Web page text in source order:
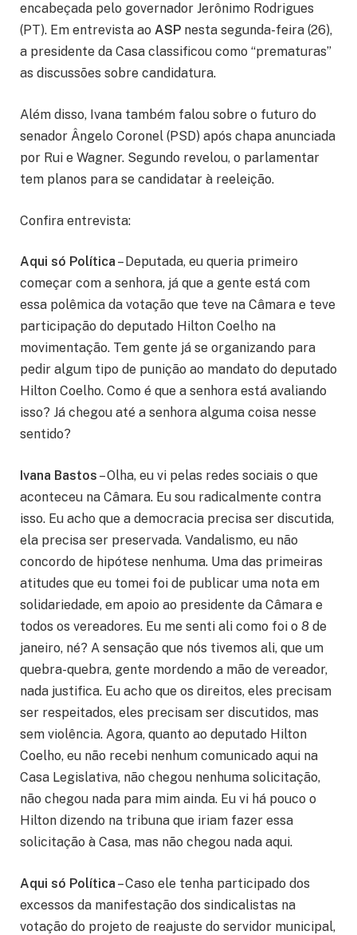
encabeçada pelo governador Jerônimo Rodrigues
(PT). Em entrevista ao ASP nesta segunda-feira (26),
a presidente da Casa classificou como “prematuras”
as discussões sobre candidatura.
Além disso, Ivana também falou sobre o futuro do
senador Ângelo Coronel (PSD) após chapa anunciada
por Rui e Wagner. Segundo revelou, o parlamentar
tem planos para se candidatar à reeleição.
Confira entrevista:
Aqui só Política – Deputada, eu queria primeiro
começar com a senhora, já que a gente está com
essa polêmica da votação que teve na Câmara e teve
participação do deputado Hilton Coelho na
movimentação. Tem gente já se organizando para
pedir algum tipo de punição ao mandato do deputado
Hilton Coelho. Como é que a senhora está avaliando
isso? Já chegou até a senhora alguma coisa nesse
sentido?
Ivana Bastos – Olha, eu vi pelas redes sociais o que
aconteceu na Câmara. Eu sou radicalmente contra
isso. Eu acho que a democracia precisa ser discutida,
ela precisa ser preservada. Vandalismo, eu não
concordo de hipótese nenhuma. Uma das primeiras
atitudes que eu tomei foi de publicar uma nota em
solidariedade, em apoio ao presidente da Câmara e
todos os vereadores. Eu me senti ali como foi o 8 de
janeiro, né? A sensação que nós tivemos ali, que um
quebra-quebra, gente mordendo a mão de vereador,
nada justifica. Eu acho que os direitos, eles precisam
ser respeitados, eles precisam ser discutidos, mas
sem violência. Agora, quanto ao deputado Hilton
Coelho, eu não recebi nenhum comunicado aqui na
Casa Legislativa, não chegou nenhuma solicitação,
não chegou nada para mim ainda. Eu vi há pouco o
Hilton dizendo na tribuna que iriam fazer essa
solicitação à Casa, mas não chegou nada aqui.
Aqui só Política – Caso ele tenha participado dos
excessos da manifestação dos sindicalistas na
votação do projeto de reajuste do servidor municipal,